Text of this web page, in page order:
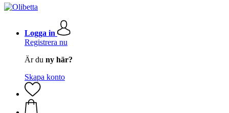
Logga in
Registrera nu
Är du ny här?
Skapa konto